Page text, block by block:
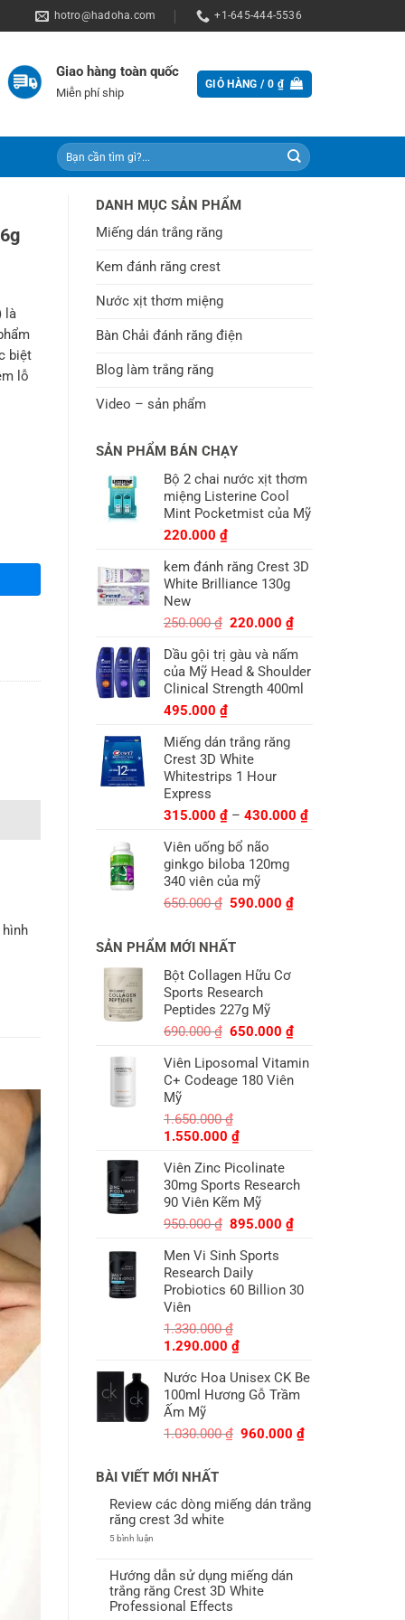
hotro@hadoha.com +1-645-444-5536
Giao hàng toàn quốc
Miễn phí ship
GIỎ HÀNG / 0 ₫
Tìm
kiếm:
DANH MỤC SẢN PHẨM
Miếng dán trắng răng
Kem đánh răng crest
Nước xịt thơm miệng
Bàn Chải đánh răng điện
Blog làm trắng răng
Video – sản phẩm
SẢN PHẨM BÁN CHẠY
Bộ 2 chai nước xịt thơm
miệng Listerine Cool
Mint Pocketmist của Mỹ
220.000 ₫
kem đánh răng Crest 3D
White Brilliance 130g
New
250.000₫ Giá
là:
250.000 ₫.
220.000₫Giá
tại
là:
220.000 ₫.
Dầu gội trị gàu và nấm
của Mỹ Head & Shoulder
Clinical Strength 400ml
495.000 ₫
Miếng dán trắng răng
Crest 3D White
Whitestrips 1 Hour
Express
315.000 ₫ – 430.000 ₫Khoảng
Viên uống bổ não
ginkgo biloba 120mg
340 viên của mỹ
650.000₫ Giá
650.000 ₫.
590.000₫Giá
SẢN PHẨM MỚI NHẤT
Bột Collagen Hữu Cơ
Sports Research
Peptides 227g Mỹ
690.000₫ Giá
là:
690.000 ₫.
650.000₫Giá
tại
là:
Viên Liposomal Vitamin
C+ Codeage 180 Viên
Mỹ
1.650.000₫
Giá
là:
1.650.000 ₫.
1.550.000 ₫Giá
tại
là:
1.550.000 ₫.
Viên Zinc Picolinate
30mg Sports Research
90 Viên Kẽm Mỹ
950.000₫ Giá
là:
950.000 ₫.
895.000₫Giá
895.000 ₫.
Men Vi Sinh Sports
Research Daily
Probiotics 60 Billion 30
Viên
1.330.000₫
Giá
là:
1.330.000 ₫.
1.290.000 ₫Giá
tại
là:
Nước Hoa Unisex CK Be
100ml Hương Gỗ Trầm
Ấm Mỹ
1.030.000₫ Giá
960.000₫Giá
960.000 ₫.
BÀI VIẾT MỚI NHẤT
Review các dòng miếng dán trắng
răng crest 3d white
5 bình luận
dòng
miếng
dán
trắng
răng
Hướng dẫn sử dụng miếng dán
trắng răng Crest 3D White
Professional Effects
là
biệt
lỗ